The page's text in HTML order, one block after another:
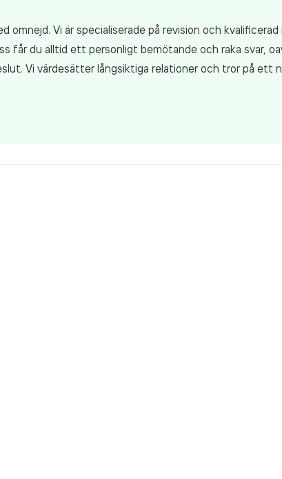
omnejd. Vi är specialiserade på revision och
du alltid ett personligt bemötande och raka svar,
Vi värdesätter långsiktiga relationer och tror på ett